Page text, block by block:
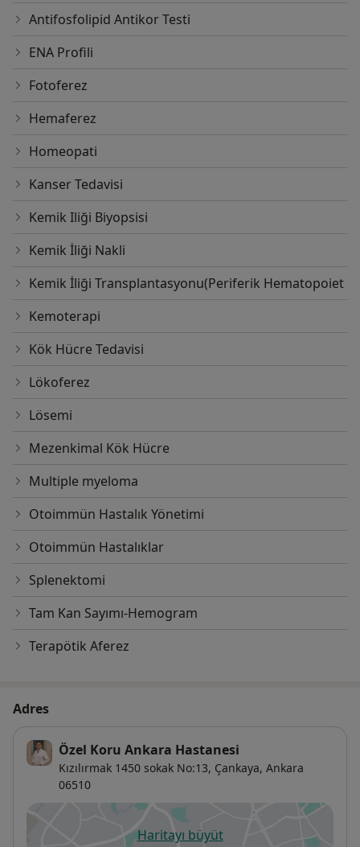
Antifosfolipid Antikor Testi
ENA Profili
Fotoferez
Hemaferez
Homeopati
Kanser Tedavisi
Kemik Iliği Biyopsisi
Kemik İliği Nakli
Kemik İliği Transplantasyonu(Periferik Hematopoiet
Kemoterapi
Kök Hücre Tedavisi
Lökoferez
Lösemi
Mezenkimal Kök Hücre
Multiple myeloma
Otoimmün Hastalık Yönetimi
Otoimmün Hastalıklar
Splenektomi
Tam Kan Sayımı-Hemogram
Terapötik Aferez
Adres
Özel Koru Ankara Hastanesi
Kızılırmak 1450 sokak No:13, Çankaya, Ankara
06510
Haritayı büyütyeni bir sekmede açılır